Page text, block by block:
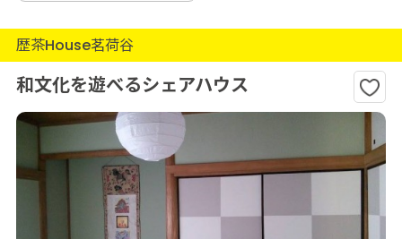
歴茶House茗荷谷
和文化を遊べるシェアハウス